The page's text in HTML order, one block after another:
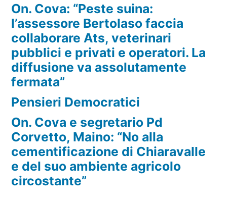
On. Cova: “Peste suina:
l’assessore Bertolaso faccia
collaborare Ats, veterinari
pubblici e privati e operatori. La
diffusione va assolutamente
fermata”
Pensieri Democratici
On. Cova e segretario Pd
Corvetto, Maino: “No alla
cementificazione di Chiaravalle
e del suo ambiente agricolo
circostante”